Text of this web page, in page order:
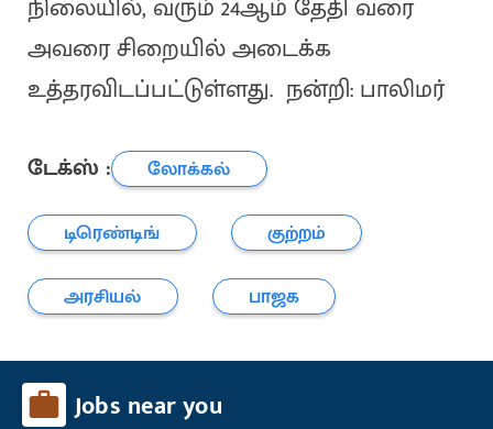
நிலையில், வரும் 24ஆம் தேதி வரை
அவரை சிறையில் அடைக்க
உத்தரவிடப்பட்டுள்ளது. நன்றி: பாலிமர்
டேக்ஸ் :
லோக்கல்
டிரெண்டிங்
குற்றம்
அரசியல்
பாஜக
Jobs near you